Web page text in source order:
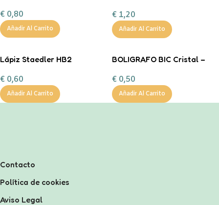
€ 0,80
Añadir Al Carrito
para portaminas
€ 1,20
Añadir Al Carrito
Lápiz Staedler HB2
€ 0,60
Añadir Al Carrito
BOLIGRAFO BIC Cristal –
€ 0,50
Añadir Al Carrito
Contacto
Política de cookies
Aviso Legal